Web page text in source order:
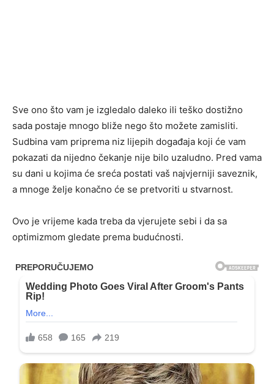
Sve ono što vam je izgledalo daleko ili teško dostižno
sada postaje mnogo bliže nego što možete zamisliti.
Sudbina vam priprema niz lijepih događaja koji će vam
pokazati da nijedno čekanje nije bilo uzaludno. Pred vama
su dani u kojima će sreća postati vaš najvjerniji saveznik,
a mnoge želje konačno će se pretvoriti u stvarnost.
Ovo je vrijeme kada treba da vjerujete sebi i da sa
optimizmom gledate prema budućnosti.